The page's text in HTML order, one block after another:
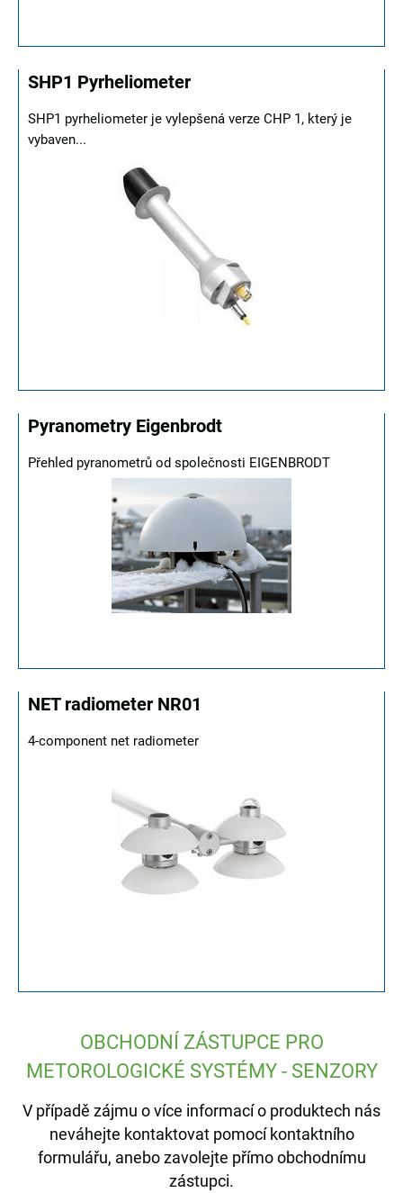
SHP1 Pyrheliometer
SHP1 pyrheliometer je vylepšená verze CHP 1, který je
vybaven...
Pyranometry Eigenbrodt
Přehled pyranometrů od společnosti EIGENBRODT
NET radiometer NR01
4-component net radiometer
OBCHODNÍ ZÁSTUPCE PRO
METOROLOGICKÉ SYSTÉMY - SENZORY
V případě zájmu o více informací o produktech nás
neváhejte kontaktovat pomocí kontaktního
formulářu, anebo zavolejte přímo obchodnímu
zástupci.